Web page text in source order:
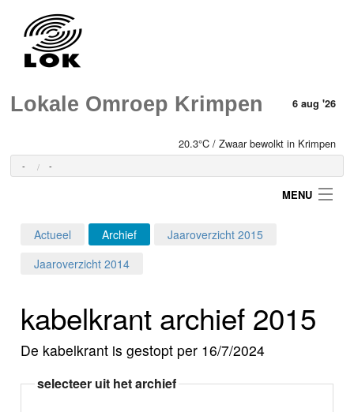
Lokale Omroep Krimpen 6 aug '26
20.3°C / Zwaar bewolkt in Krimpen
- -
MENU
Programma's
Actueel Archief
Jaaroverzicht 2015
Jaaroverzicht 2014
kabelkrant archief 2015
De kabelkrant is gestopt per 16/7/2024
selecteer uit het archief